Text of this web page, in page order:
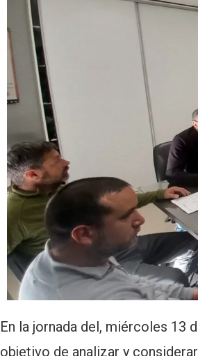
En la jornada del, miércoles 13
objetivo de analizar y